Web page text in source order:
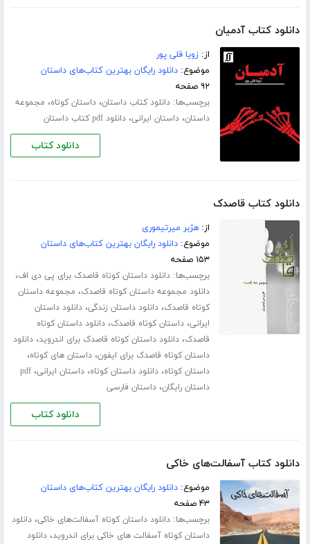
دانلود کتاب آدمیان
از:زویا قلی پور
موضوع:دانلود رایگان بهترین کتاب‌های داستان
۹۲ صفحه
برچسب‌ها:دانلود کتاب داستان،داستان کوتاه، مجموعه
داستان،داستان ایرانی،دانلود pdf کتاب داستان
دانلود کتاب
دانلود کتاب قاصدک
از:هژبر میرتیموری
موضوع:دانلود رایگان بهترین کتاب‌های داستان
۱۵۳ صفحه
برچسب‌ها:دانلود داستان کوتاه قاصدک برای پی دی اف،
دانلود مجموعه داستان کوتاه قاصدک، مجموعه داستان
کوتاه قاصدک،دانلود داستان زندگی،دانلود داستان
ایرانی،داستان کوتاه قاصدک،دانلود داستان کوتاه
قاصدک،دانلود داستان کوتاه قاصدک برای اندروید،دانلود
داستان کوتاه قاصدک برای ایفون،داستان های کوتاه،
داستان کوتاه،دانلود داستان کوتاه،داستان ایرانی،pdf
داستان رایگان،داستان فارسی
دانلود کتاب
دانلود کتاب آسفالت‌های خاکی
موضوع:دانلود رایگان بهترین کتاب‌های داستان
۴۳ صفحه
برچسب‌ها:دانلود داستان کوتاه آسفالت‌های خاکی،دانلود
داستان کوتاه آسفالت های خاکی برای اندروید،دانلود